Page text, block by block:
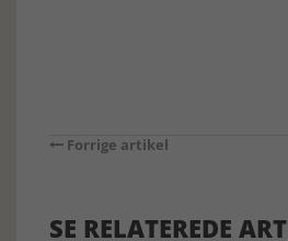
Forrige artikel
SE RELATEREDE